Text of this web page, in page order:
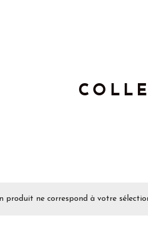
produit ne correspond à votre